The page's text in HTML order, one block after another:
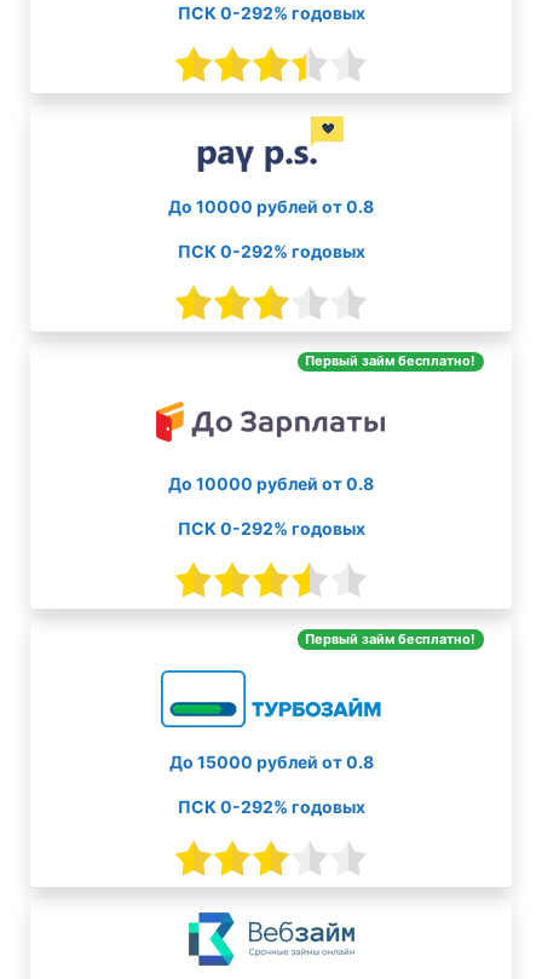
ПСК 0-292% годовых
До 10000 рублей от 0.8
ПСК 0-292% годовых
Первый займ бесплатно!
До 10000 рублей от 0.8
ПСК 0-292% годовых
Первый займ бесплатно!
До 15000 рублей от 0.8
ПСК 0-292% годовых